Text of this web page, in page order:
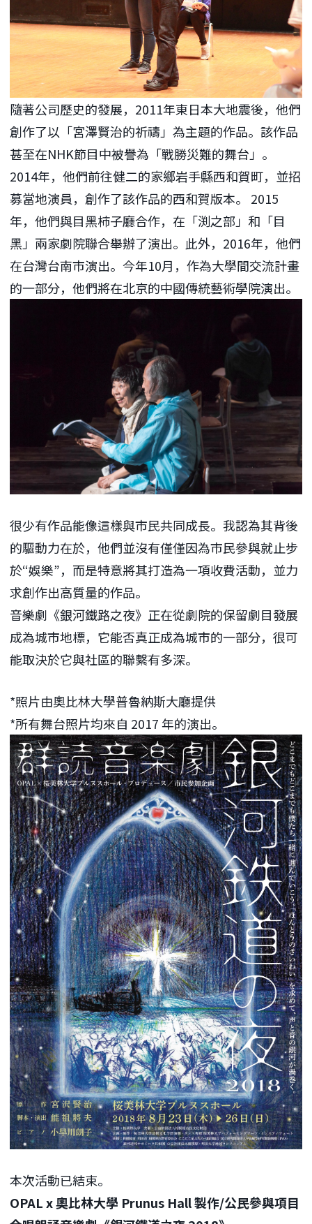
隨著公司歷史的發展，2011年東日本大地震後，他們
創作了以「宮澤賢治的祈禱」為主題的作品。該作品
甚至在NHK節目中被譽為「戰勝災難的舞台」。
2014年，他們前往健二的家鄉岩手縣西和賀町，並招
募當地演員，創作了該作品的西和賀版本。 2015
年，他們與目黑柿子廳合作，在「渕之部」和「目
黑」兩家劇院聯合舉辦了演出。此外，2016年，他們
在台灣台南市演出。今年10月，作為大學間交流計畫
的一部分，他們將在北京的中國傳統藝術學院演出。
很少有作品能像這樣與市民共同成長。我認為其背後
的驅動力在於，他們並沒有僅僅因為市民參與就止步
於“娛樂”，而是特意將其打造為一項收費活動，並力
求創作出高質量的作品。
音樂劇《銀河鐵路之夜》正在從劇院的保留劇目發展
成為城市地標，它能否真正成為城市的一部分，很可
能取決於它與社區的聯繫有多深。
*照片由奧比林大學普魯納斯大廳提供
*所有舞台照片均來自 2017 年的演出。
本次活動已結束。
OPAL x 奧比林大學 Prunus Hall 製作/公民參與項目